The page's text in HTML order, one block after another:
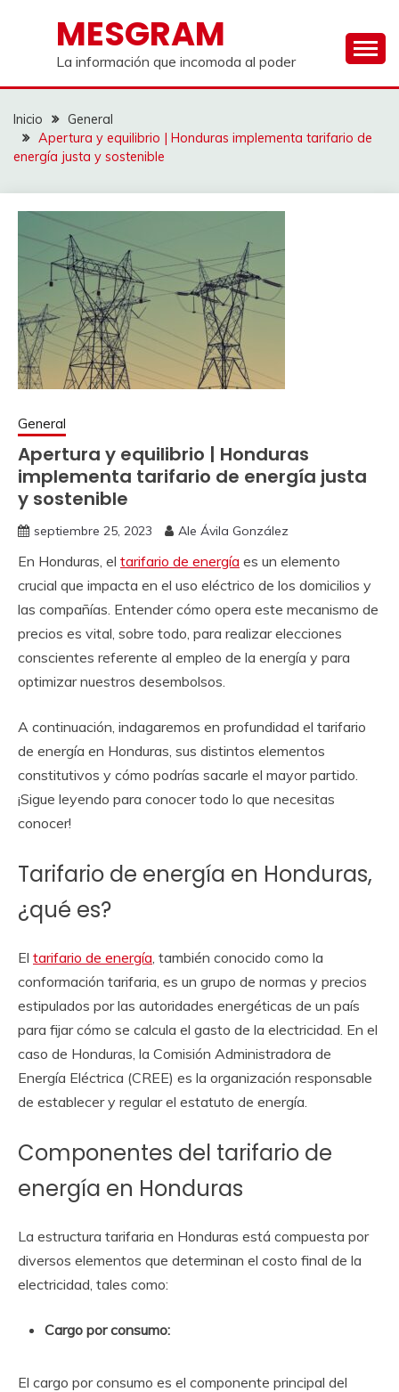
contenidoMESGRAM
La información que incomoda al poder
Inicio
General
Apertura y equilibrio | Honduras implementa tarifario de
energía justa y sostenible
General
Apertura y equilibrio | Honduras
implementa tarifario de energía justa
y sostenible
septiembre 25, 2023 Ale Ávila González
En Honduras, el tarifario de energía es un elemento
crucial que impacta en el uso eléctrico de los domicilios y
las compañías. Entender cómo opera este mecanismo de
precios es vital, sobre todo, para realizar elecciones
conscientes referente al empleo de la energía y para
optimizar nuestros desembolsos.
A continuación, indagaremos en profundidad el tarifario
de energía en Honduras, sus distintos elementos
constitutivos y cómo podrías sacarle el mayor partido.
¡Sigue leyendo para conocer todo lo que necesitas
conocer!
Tarifario de energía en Honduras,
¿qué es?
El tarifario de energía , también conocido como la
conformación tarifaria, es un grupo de normas y precios
estipulados por las autoridades energéticas de un país
para fijar cómo se calcula el gasto de la electricidad. En el
caso de Honduras, la Comisión Administradora de
Energía Eléctrica (CREE) es la organización responsable
de establecer y regular el estatuto de energía.
Componentes del tarifario de
energía en Honduras
La estructura tarifaria en Honduras está compuesta por
diversos elementos que determinan el costo final de la
electricidad, tales como:
Cargo por consumo:
El cargo por consumo es el componente principal del